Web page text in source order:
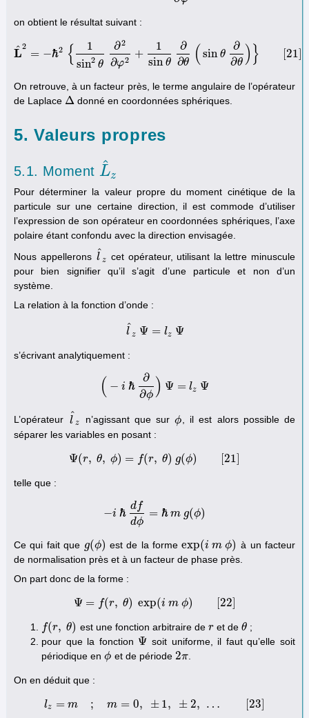
on obtient le résultat suivant :
L
^2
= −ℏ2 {
1
sin2 θ
∂2
∂φ2 +
1
sin θ
∂
∂θ ( sinθ
∂
∂θ )} [21
L^2 =−ℏ2 {1sin2θ ∂ 2∂φ2+1sinθ ∂ θ (sinθ ∂∂θ) }[ 21
On retrouve, à un facteur près, le terme angulaire de l’opérateur
de Laplace Δ
Δ donné en coordonnées sphériques.
5. Valeurs propres
5.1. Moment L
^z
L^z
Pour déterminer la valeur propre du moment cinétique de la
particule sur une certaine direction, il est commode d’utiliser
l’expression de son opérateur en coordonnées sphériques, l’axe
polaire étant confondu avec la direction envisagée.
Nous appellerons l^z
l^ z cet opérateur, utilisant la lettre minuscule
pour bien signifier qu’il s’agit d’une particule et non d’un
système.
La relation à la fonction d’onde :
l^z Ψ = lz Ψ
l^ z Ψ=l z Ψ
s’écrivant analytiquement :
( − i ℏ
∂
∂ϕ ) Ψ = lz Ψ
( − ℏ ∂∂ϕ Ψ= z Ψ
L’opérateur l^z
l^ z n’agissant que surϕ
ϕ , il est alors possible de
séparer les variables en posant :
Ψ(r, θ, ϕ) = f(r, θ) g(ϕ) [21]
Ψ (r, θ, ϕ )=f(r, θ) g(ϕ)[21
telle que :
−i ℏ
df
dϕ
= ℏ m g(ϕ)
− i ℏ dfd ϕ=ℏ m g (ϕ)
Ce qui fait que g(ϕ)
g(ϕ) est de la formeexp(i m ϕ)
exp(i m ϕ )
à un facteur
de normalisation près et à un facteur de phase près.
On part donc de la forme :
Ψ = f(r, θ) exp(i m ϕ) [22]
Ψ= (r, ) exp(i m ϕ)[22
f(r, θ)
f(r, θ est une fonction arbitraire de r
r et de θ
θ ;
pour que la fonction Ψ
Ψ soit uniforme, il faut qu’elle soit
périodique en ϕ
ϕ et de période 2π
2π.
On en déduit que :
lz = m ; m = 0, ± 1, ± 2, … [23]
z=m ;m =0 ±1 , ± …[23 ]